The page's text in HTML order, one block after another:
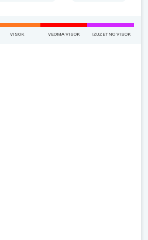
VISOK VEOMA VISOK IZUZETNO VISOK